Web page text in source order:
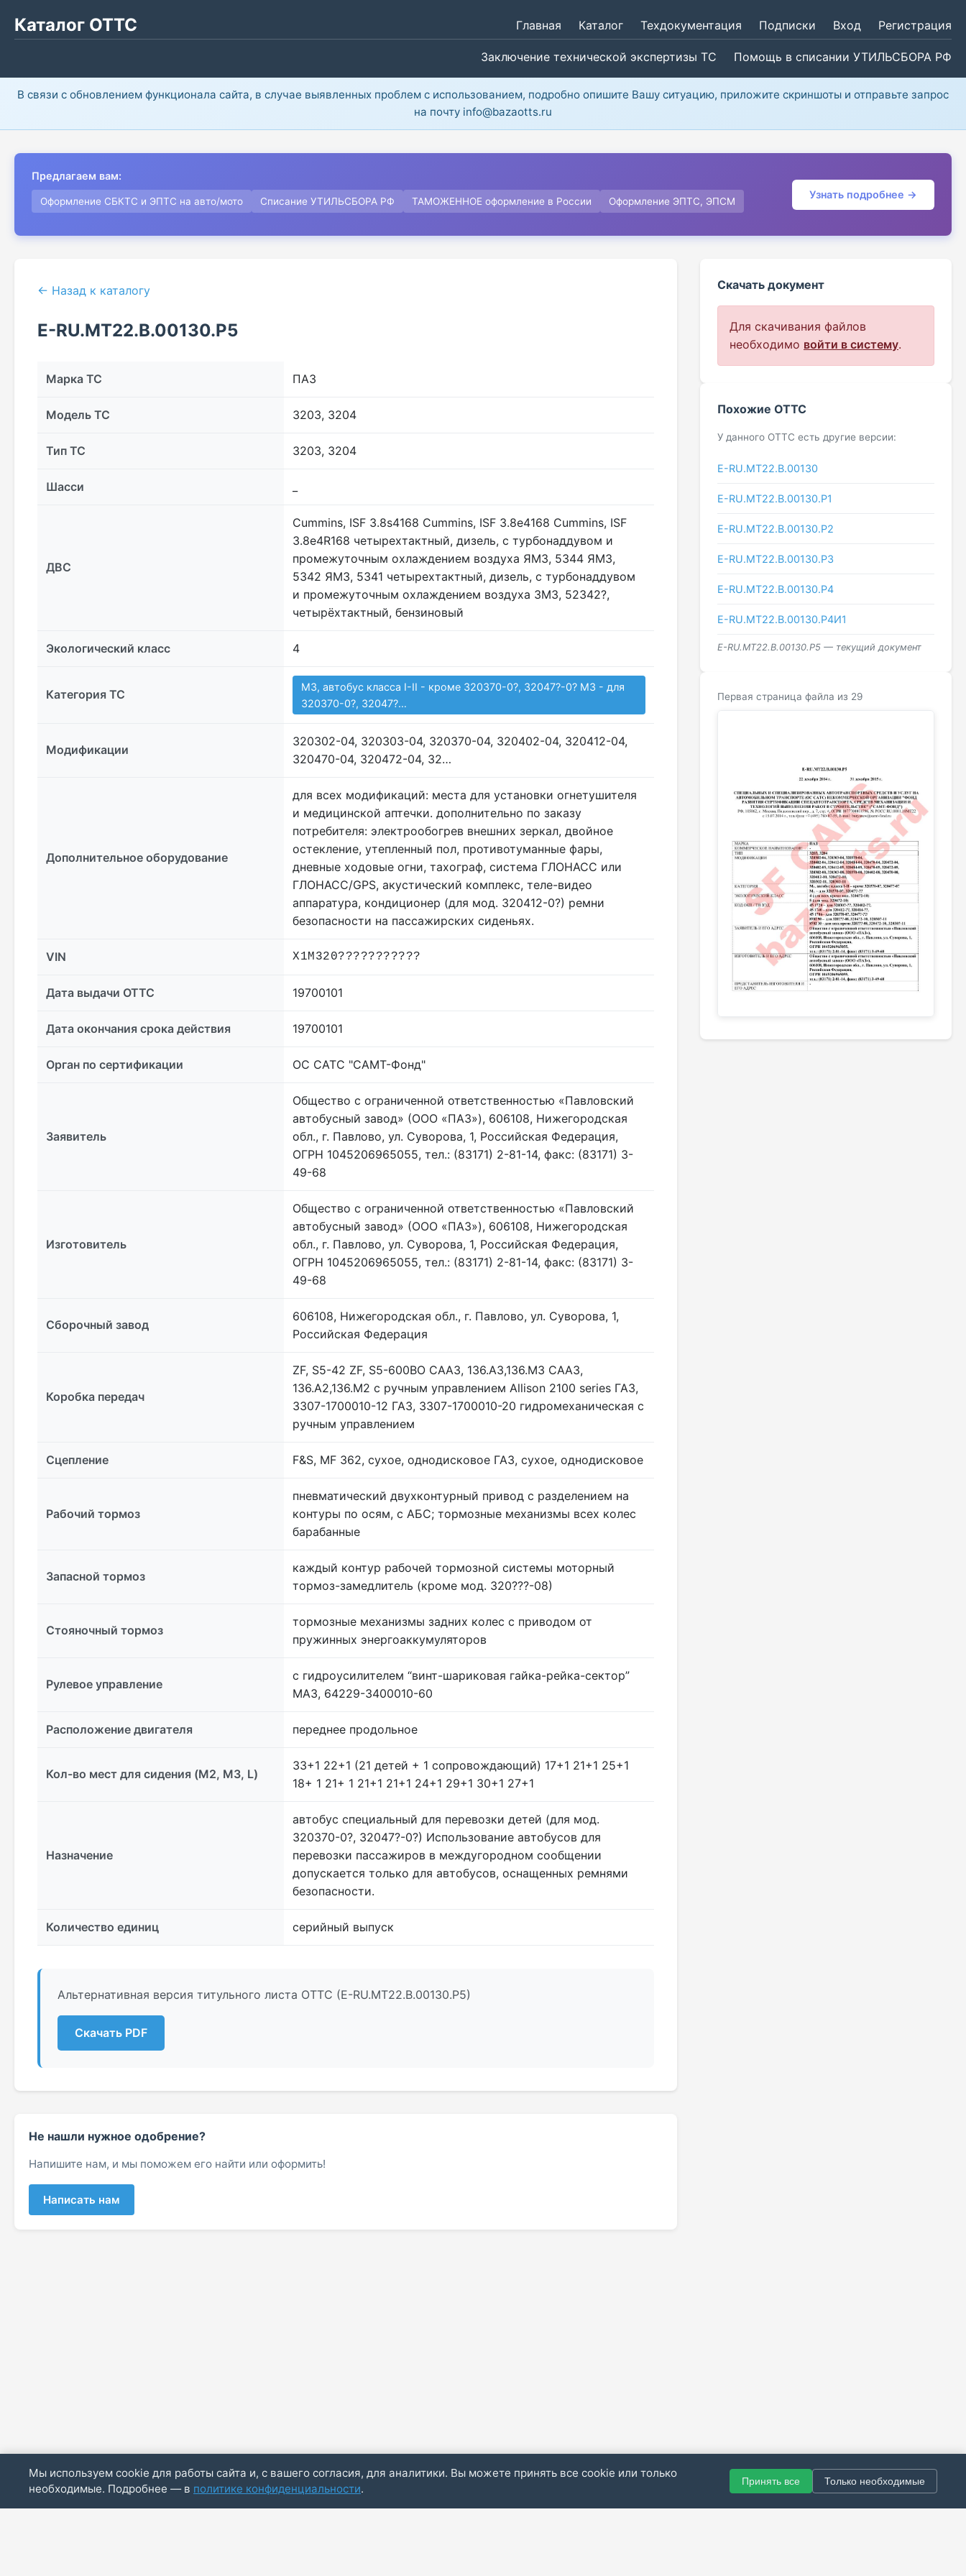
Каталог ОТТС Главная Каталог Техдокументация Подписки Вход Регистрация
Заключение технической экспертизы ТС Помощь в списании УТИЛЬСБОРА РФ
В связи с обновлением функционала сайта, в случае выявленных проблем с использованием, подробно опишите Вашу ситуацию, приложите скриншоты и отправьте запрос
на почту info@bazaotts.ru
Предлагаем вам:
Оформление СБКТС и ЭПТС на авто/мото Списание УТИЛЬСБОРА РФ ТАМОЖЕННОЕ оформление в России Оформление ЭПТС, ЭПСМ
Узнать подробнее →
← Назад к каталогу
E-RU.MT22.В.00130.Р5
Марка ТС ПАЗ
Модель ТС 3203, 3204
Тип ТС 3203, 3204
Шасси
ДВС
Cummins, ISF 3.8s4168 Cummins, ISF 3.8e4168 Cummins, ISF
3.8e4R168 четырехтактный, дизель, с турбонаддувом и
промежуточным охлаждением воздуха ЯМЗ, 5344 ЯМЗ,
5342 ЯМЗ, 5341 четырехтактный, дизель, с турбонаддувом
и промежуточным охлаждением воздуха ЗМЗ, 52342?,
четырёхтактный, бензиновый
Экологический класс 4
Категория ТС
M3, автобус класса I-II - кроме 320370-0?, 32047?-0? M3 - для
320370-0?, 32047?…
Модификации
320302-04, 320303-04, 320370-04, 320402-04, 320412-04,
320470-04, 320472-04, 32…
Дополнительное оборудование
для всех модификаций: места для установки огнетушителя
и медицинской аптечки. дополнительно по заказу
потребителя: электрообогрев внешних зеркал, двойное
остекление, утепленный пол, противотуманные фары,
дневные ходовые огни, тахограф, система ГЛОНАСС или
ГЛОНАСС/GPS, акустический комплекс, теле-видео
аппаратура, кондиционер (для мод. 320412-0?) ремни
безопасности на пассажирских сиденьях.
VIN X1M320???????????
Дата выдачи ОТТС 19700101
Дата окончания срока действия 19700101
Орган по сертификации ОС САТС "САМТ-Фонд"
Заявитель
Общество с ограниченной ответственностью «Павловский
автобусный завод» (ООО «ПАЗ»), 606108, Нижегородская
обл., г. Павлово, ул. Суворова, 1, Российская Федерация,
ОГРН 1045206965055, тел.: (83171) 2-81-14, факс: (83171) 3-
49-68
Изготовитель
Общество с ограниченной ответственностью «Павловский
автобусный завод» (ООО «ПАЗ»), 606108, Нижегородская
обл., г. Павлово, ул. Суворова, 1, Российская Федерация,
ОГРН 1045206965055, тел.: (83171) 2-81-14, факс: (83171) 3-
49-68
Сборочный завод
606108, Нижегородская обл., г. Павлово, ул. Суворова, 1,
Российская Федерация
Коробка передач
ZF, S5-42 ZF, S5-600BO СААЗ, 136.А3,136.М3 СААЗ,
136.А2,136.М2 с ручным управлением Allison 2100 series ГАЗ,
3307-1700010-12 ГАЗ, 3307-1700010-20 гидромеханическая с
ручным управлением
Сцепление F&S, MF 362, сухое, однодисковое ГАЗ, сухое, однодисковое
Рабочий тормоз
пневматический двухконтурный привод с разделением на
контуры по осям, с АБС; тормозные механизмы всех колес
барабанные
Запасной тормоз
каждый контур рабочей тормозной системы моторный
тормоз-замедлитель (кроме мод. 320???-08)
Стояночный тормоз
тормозные механизмы задних колес с приводом от
пружинных энергоаккумуляторов
Рулевое управление
с гидроусилителем “винт-шариковая гайка-рейка-сектор”
МАЗ, 64229-3400010-60
Расположение двигателя переднее продольное
Кол-во мест для сидения (M2, M3, L)
33+1 22+1 (21 детей + 1 сопровождающий) 17+1 21+1 25+1
18+ 1 21+ 1 21+1 21+1 24+1 29+1 30+1 27+1
Назначение
автобус специальный для перевозки детей (для мод.
320370-0?, 32047?-0?) Использование автобусов для
перевозки пассажиров в междугородном сообщении
допускается только для автобусов, оснащенных ремнями
безопасности.
Количество единиц серийный выпуск
Альтернативная версия титульного листа ОТТС (E-RU.MT22.В.00130.Р5)
Скачать PDF
Скачать документ
Для скачивания файлов
необходимо войти в систему.
Похожие ОТТС
У данного ОТТС есть другие версии:
E-RU.MT22.В.00130
E-RU.MT22.В.00130.Р1
E-RU.MT22.В.00130.Р2
E-RU.MT22.В.00130.Р3
E-RU.MT22.В.00130.Р4
E-RU.MT22.В.00130.Р4И1
E-RU.MT22.В.00130.Р5 — текущий документ
Первая страница файла из 29
Не нашли нужное одобрение?
Напишите нам, и мы поможем его найти или оформить!
Написать нам
Мы используем cookie для работы сайта и, с вашего согласия, для аналитики. Вы можете принять все cookie или только
необходимые. Подробнее — в политике конфиденциальности.
Принять все Только необходимые